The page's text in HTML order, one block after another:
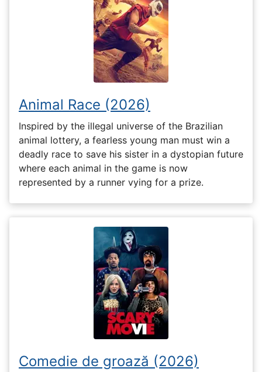
Animal Race (2026)
Inspired by the illegal universe of the Brazilian
animal lottery, a fearless young man must win a
deadly race to save his sister in a dystopian future
where each animal in the game is now
represented by a runner vying for a prize.
Comedie de groază (2026)